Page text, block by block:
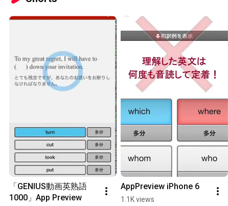
「GENIUS動画英熟語
1000」App Preview
AppPreview iPhone 6
1.1K views